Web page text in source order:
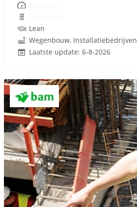
Lean
Laatste update: 6-8-2026